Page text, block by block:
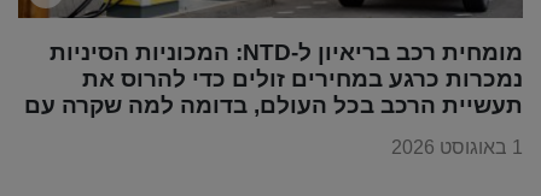
מומחית רכב בריאיון ל-NTD: המכוניות הסיניות
נמכרות כרגע במחירים זולים כדי להרוס את
תעשיית הרכב בכל העולם, בדומה למה שקרה עם
1 באוגוסט 2026